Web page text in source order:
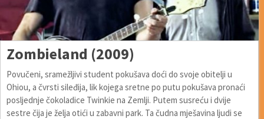
Zombieland (2009)
Povučeni, sramežljivi student pokušava doći do svoje obitelji u
Ohiou, a čvrsti sileđija, lik kojega sretne po putu pokušava pronaći
posljednje čokoladice Twinkie na Zemlji. Putem susreću i dvije
sestre čija je želja otići u zabavni park. Ta čudna mješavina ljudi se